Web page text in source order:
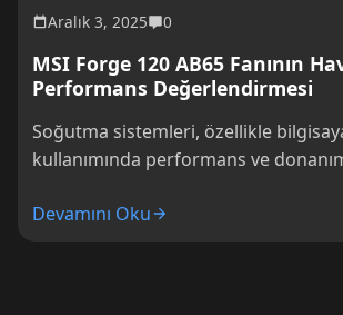
Aralık 3, 2025 0
MSI Forge 120 AB65 Fanının
Performans Değerlendirmesi
Soğutma sistemleri, özellikle
kullanımında performans ve
fanı, özellikle...
Devamını Oku